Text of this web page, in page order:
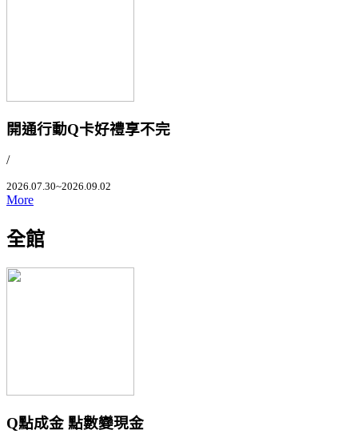
開通行動Q卡好禮享不完
/
2026.07.30~2026.09.02
More
全館
Q點成金 點數變現金